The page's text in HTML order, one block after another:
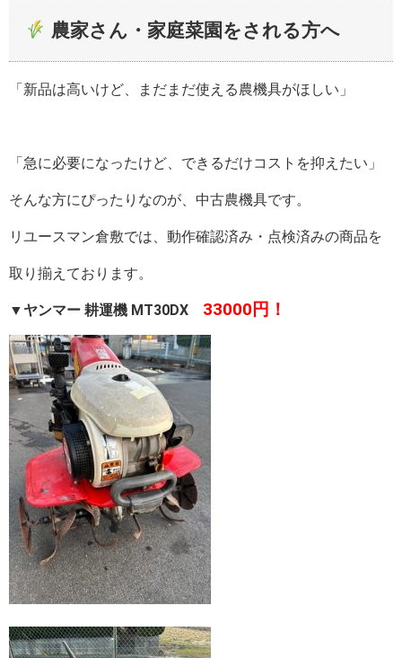
農家さん・家庭菜園をされる方へ
「新品は高いけど、まだまだ使える農機具がほしい」
「急に必要になったけど、できるだけコストを抑えたい」
そんな方にぴったりなのが、中古農機具です。
リユースマン倉敷では、動作確認済み・点検済みの商品を
取り揃えております。
▼ ヤンマー 耕運機 MT30DX 33000円！